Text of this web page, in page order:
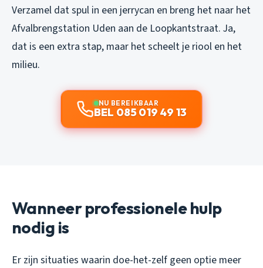
Verzamel dat spul in een jerrycan en breng het naar het
Afvalbrengstation Uden aan de Loopkantstraat. Ja,
dat is een extra stap, maar het scheelt je riool en het
milieu.
NU BEREIKBAAR
BEL 085 019 49 13
Wanneer professionele hulp
nodig is
Er zijn situaties waarin doe-het-zelf geen optie meer